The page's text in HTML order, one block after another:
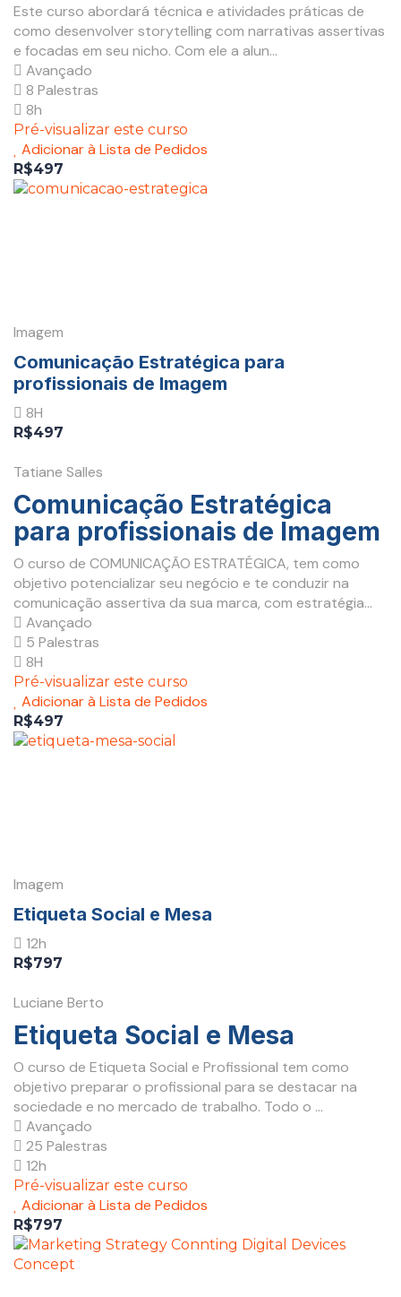
Este curso abordará técnica e atividades práticas de
como desenvolver storytelling com narrativas assertivas
e focadas em seu nicho. Com ele a alun...
Avançado
8 Palestras
8h
Pré-visualizar este curso
Adicionar à Lista de Pedidos
R$497
Imagem
Comunicação Estratégica para
profissionais de Imagem
8H
R$497
Tatiane Salles
Comunicação Estratégica
para profissionais de Imagem
O curso de COMUNICAÇÃO ESTRATÉGICA, tem como
objetivo potencializar seu negócio e te conduzir na
comunicação assertiva da sua marca, com estratégia...
Avançado
5 Palestras
8H
Pré-visualizar este curso
Adicionar à Lista de Pedidos
R$497
Imagem
Etiqueta Social e Mesa
12h
R$797
Luciane Berto
Etiqueta Social e Mesa
O curso de Etiqueta Social e Profissional tem como
objetivo preparar o profissional para se destacar na
sociedade e no mercado de trabalho. Todo o ...
Avançado
25 Palestras
12h
Pré-visualizar este curso
Adicionar à Lista de Pedidos
R$797